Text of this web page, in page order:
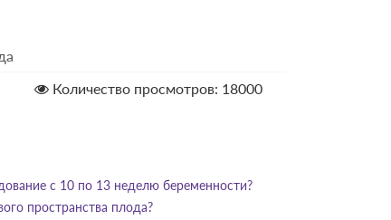
Количество просмотров: 18000
с 10 по 13 неделю беременности?
пространства плода?